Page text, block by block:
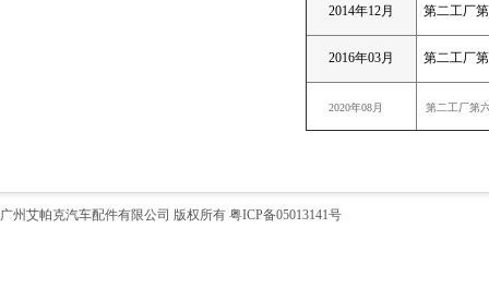
2014年12月 第二工厂
2016年03月 第二工厂
2020年08月 第二工厂第
广州艾帕克汽车配件有限公司 版权所有 粤ICP备05013141号